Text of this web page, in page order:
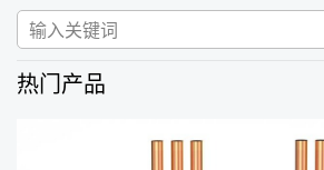
热门产品